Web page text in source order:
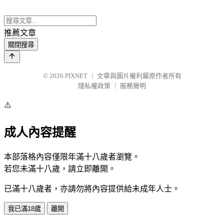
推薦文章
關閉搜尋
© 2026 PIXNET
文章與圖片權利屬原作者所有
隱私權政策
服務聲明
⚠️
成人內容提醒
本部落格內容僅限年滿十八歲者瀏覽。
若您未滿十八歲，請立即離開。
已滿十八歲者，亦請勿將內容提供給未成年人士。
我已滿18歲 離開